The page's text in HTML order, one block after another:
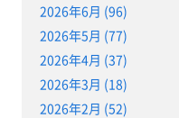
2026年6月 (96)
2026年5月 (77)
2026年4月 (37)
2026年3月 (18)
2026年2月 (52)